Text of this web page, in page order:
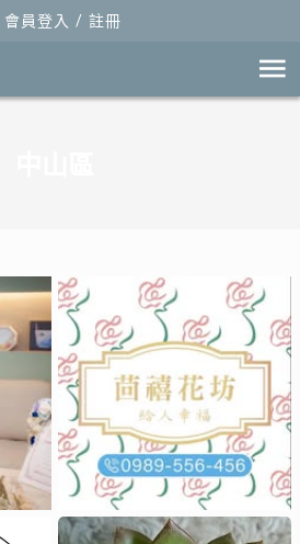
會員登入 / 註冊
涵雅花苑